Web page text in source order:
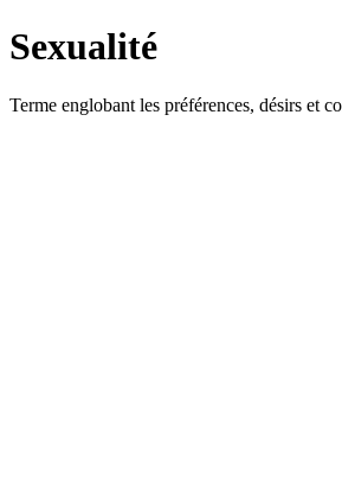
Sexualité
Terme englobant les préférences, désirs et